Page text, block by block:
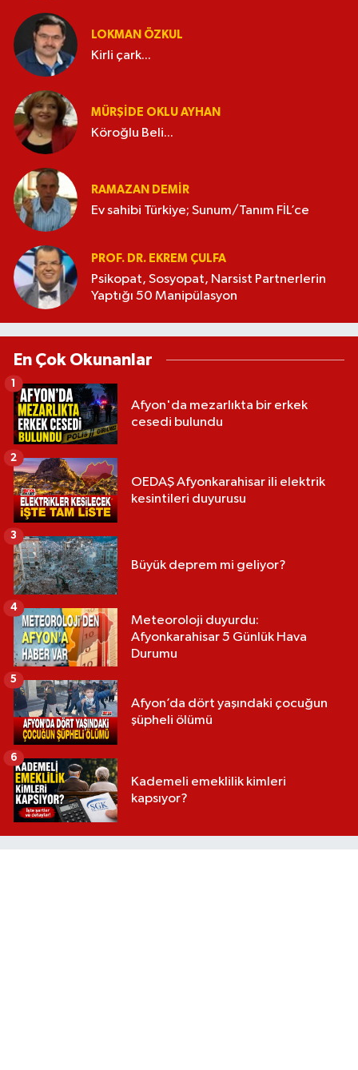
LOKMAN ÖZKUL
Kirli çark...
MÜRŞIDE OKLU AYHAN
Köroğlu Beli...
RAMAZAN DEMİR
Ev sahibi Türkiye; Sunum/Tanım FİL’ce
PROF. DR. EKREM ÇULFA
Psikopat, Sosyopat, Narsist Partnerlerin
Yaptığı 50 Manipülasyon
En Çok Okunanlar
Afyon'da mezarlıkta bir erkek
cesedi bulundu
1
OEDAŞ Afyonkarahisar ili elektrik
kesintileri duyurusu
2
Büyük deprem mi geliyor?
3
Meteoroloji duyurdu:
Afyonkarahisar 5 Günlük Hava
Durumu
4
Afyon’da dört yaşındaki çocuğun
şüpheli ölümü
5
Kademeli emeklilik kimleri
kapsıyor?
6